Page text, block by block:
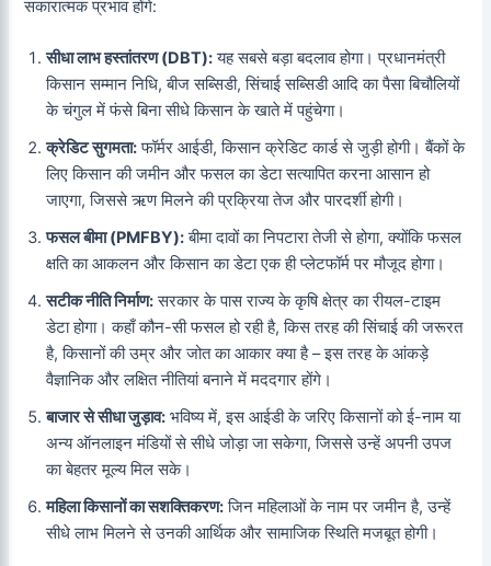
सकारात्मक प्रभाव होंगे:
सीधा लाभ हस्तांतरण (DBT):यह सबसे बड़ा बदलाव होगा। प्रधानमंत्री
किसान सम्मान निधि, बीज सब्सिडी, सिंचाई सब्सिडी आदि का पैसा बिचौलियों
के चंगुल में फंसे बिना सीधे किसान के खाते में पहुंचेगा।
क्रेडिट सुगमता:फॉर्मर आईडी, किसान क्रेडिट कार्ड से जुड़ी होगी। बैंकों के
लिए किसान की जमीन और फसल का डेटा सत्यापित करना आसान हो
जाएगा, जिससे ऋण मिलने की प्रक्रिया तेज और पारदर्शी होगी।
फसल बीमा (PMFBY):बीमा दावों का निपटारा तेजी से होगा, क्योंकि फसल
क्षति का आकलन और किसान का डेटा एक ही प्लेटफॉर्म पर मौजूद होगा।
सटीक नीति निर्माण:सरकार के पास राज्य के कृषि क्षेत्र का रीयल-टाइम
डेटा होगा। कहाँ कौन-सी फसल हो रही है, किस तरह की सिंचाई की जरूरत
है, किसानों की उम्र और जोत का आकार क्या है – इस तरह के आंकड़े
वैज्ञानिक और लक्षित नीतियां बनाने में मददगार होंगे।
बाजार से सीधा जुड़ाव: भविष्य में, इस आईडी के जरिए किसानों को ई-नाम या
अन्य ऑनलाइन मंडियों से सीधे जोड़ा जा सकेगा, जिससे उन्हें अपनी उपज
का बेहतर मूल्य मिल सके।
महिला किसानों का सशक्तिकरण:जिन महिलाओं के नाम पर जमीन है, उन्हें
सीधे लाभ मिलने से उनकी आर्थिक और सामाजिक स्थिति मजबूत होगी।